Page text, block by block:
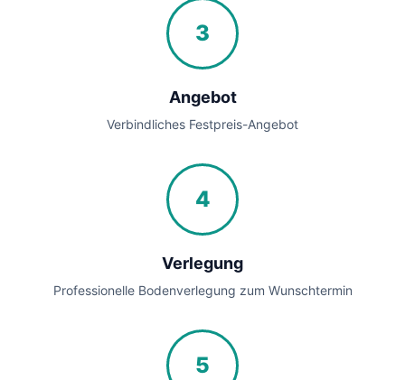
3
Angebot
Verbindliches Festpreis-Angebot
4
Verlegung
Professionelle Bodenverlegung zum Wunschtermin
5